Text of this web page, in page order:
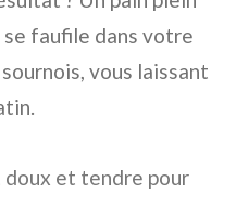
faufile dans votre
vous laissant
doux et tendre pour